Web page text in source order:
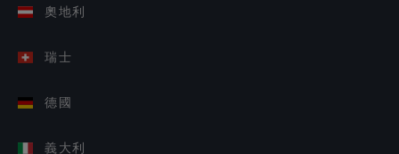
奧地利
瑞士
德國
義大利